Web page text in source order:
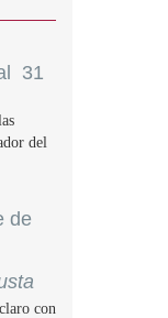
31
del
de
con